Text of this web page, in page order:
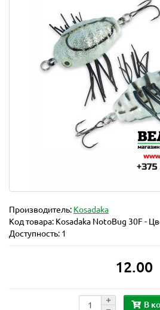
Производитель: Kosadaka
Код товара: Kosadaka NotoBug 30F -
Доступность: 1
12.00
В